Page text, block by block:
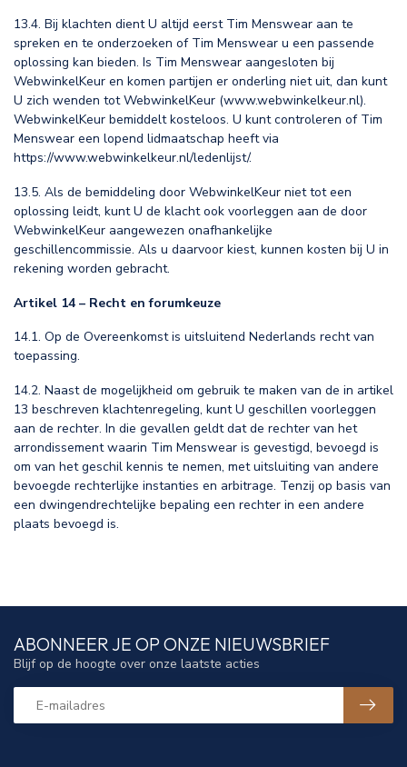
13.4. Bij klachten dient U altijd eerst Tim Menswear aan te
spreken en te onderzoeken of Tim Menswear u een passende
oplossing kan bieden. Is Tim Menswear aangesloten bij
WebwinkelKeur en komen partijen er onderling niet uit, dan kunt
U zich wenden tot WebwinkelKeur (www.webwinkelkeur.nl).
WebwinkelKeur bemiddelt kosteloos. U kunt controleren of Tim
Menswear een lopend lidmaatschap heeft via
https://www.webwinkelkeur.nl/ledenlijst/.
13.5. Als de bemiddeling door WebwinkelKeur niet tot een
oplossing leidt, kunt U de klacht ook voorleggen aan de door
WebwinkelKeur aangewezen onafhankelijke
geschillencommissie. Als u daarvoor kiest, kunnen kosten bij U in
rekening worden gebracht.
Artikel 14 – Recht en forumkeuze
14.1. Op de Overeenkomst is uitsluitend Nederlands recht van
toepassing.
14.2. Naast de mogelijkheid om gebruik te maken van de in artikel
13 beschreven klachtenregeling, kunt U geschillen voorleggen
aan de rechter. In die gevallen geldt dat de rechter van het
arrondissement waarin Tim Menswear is gevestigd, bevoegd is
om van het geschil kennis te nemen, met uitsluiting van andere
bevoegde rechterlijke instanties en arbitrage. Tenzij op basis van
een dwingendrechtelijke bepaling een rechter in een andere
plaats bevoegd is.
ABONNEER JE OP ONZE NIEUWSBRIEF
Blijf op de hoogte over onze laatste acties